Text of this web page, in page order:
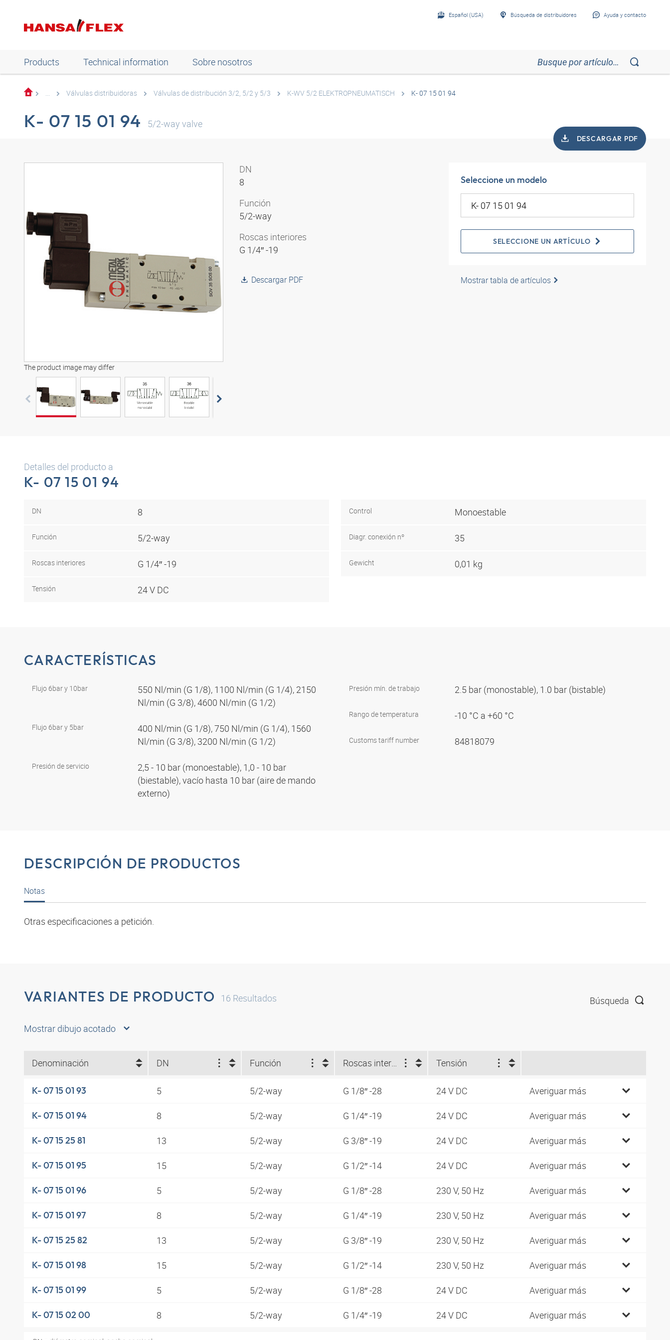
Español (USA) Búsqueda de distribuidores Ayuda y contacto
Products Technical information Sobre nosotros
... Válvulas distribuidoras Válvulas de distribución 3/2, 5/2 y 5/3 K-WV 5/2 ELEKTROPNEUMATISCH K- 07 15 01 94
K- 07 15 01 94 5/2-way valve
DESCARGAR PDF
The product image may differ
Modelo 3D
DN
8
Función
5/2-way
Roscas interiores
G 1/4″ -19
Descargar PDF
Seleccione un modelo
SELECCIONE UN ARTÍCULO
Mostrar tabla de artículos
Detalles del producto a
K- 07 15 01 94
DN 8
Función 5/2-way
Roscas interiores G 1/4″ -19
Tensión 24 V DC
Control Monoestable
Diagr. conexión nº 35
Gewicht 0,01 kg
CARACTERÍSTICAS
Flujo 6bar y 10bar
550 Nl/min (G 1/8), 1100 Nl/min (G 1/4), 2150
Nl/min (G 3/8), 4600 Nl/min (G 1/2)
Flujo 6bar y 5bar
400 Nl/min (G 1/8), 750 Nl/min (G 1/4), 1560
Nl/min (G 3/8), 3200 Nl/min (G 1/2)
Presión de servicio
2,5 - 10 bar (monoestable), 1,0 - 10 bar
(biestable), vacío hasta 10 bar (aire de mando
externo)
Presión mín. de trabajo 2.5 bar (monostable), 1.0 bar (bistable)
Rango de temperatura -10 °C a +60 °C
Customs tariff number 84818079
DESCRIPCIÓN DE PRODUCTOS
Notas
Otras especificaciones a petición.
VARIANTES DE PRODUCTO 16 Resultados Búsqueda
Mostrar dibujo acotado
Denominación DN Función Roscas interiores Tensión
K- 07 15 01 93 5 5/2-way G 1/8″ -28 24 V DC Averiguar más
K- 07 15 01 94 8 5/2-way G 1/4″ -19 24 V DC Averiguar más
K- 07 15 25 81 13 5/2-way G 3/8″ -19 24 V DC Averiguar más
K- 07 15 01 95 15 5/2-way G 1/2″ -14 24 V DC Averiguar más
K- 07 15 01 96 5 5/2-way G 1/8″ -28 230 V, 50 Hz Averiguar más
K- 07 15 01 97 8 5/2-way G 1/4″ -19 230 V, 50 Hz Averiguar más
K- 07 15 25 82 13 5/2-way G 3/8″ -19 230 V, 50 Hz Averiguar más
K- 07 15 01 98 15 5/2-way G 1/2″ -14 230 V, 50 Hz Averiguar más
K- 07 15 01 99 5 5/2-way G 1/8″ -28 24 V DC Averiguar más
K- 07 15 02 00 8 5/2-way G 1/4″ -19 24 V DC Averiguar más